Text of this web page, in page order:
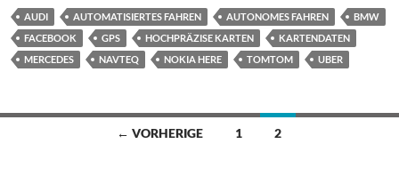
AUDI AUTOMATISIERTES FAHREN AUTONOMES FAHREN
BMW
FACEBOOK
GPS HOCHPRÄZISE KARTEN
KARTENDATEN
MERCEDES
NAVTEQ NOKIA HERE TOMTOM UBER
Beitragsnavigation
← VORHERIGE 1 2